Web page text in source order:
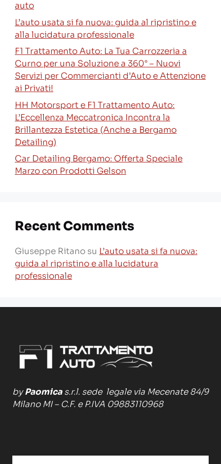
auto
L’auto usata si fa nuova: guida al ripristino e
alla lucidatura professionale
F1 Trattamento Auto: La Tua Carrozzeria a
Curno per una Soluzione a 360° – Nuovi
Servizi per Commercianti d’Auto e Attenzione
ai Privati!
HH Motorsport e F1 Trattamento Auto:
L’Eccellenza Meccatronica Incontra la
Brillantezza Estetica (Anche a Bergamo
Detailing)
Car Detailing Bergamo: Offerta Speciale
Marzo con Prodotti Gelson
Recent Comments
Giuseppe Ritano su L’auto usata si fa nuova:
guida al ripristino e alla lucidatura
professionale
byPaomicas.r.l. sede legale via Mecenate 84/9
Milano MI – C.F. e P.IVA 09883110968